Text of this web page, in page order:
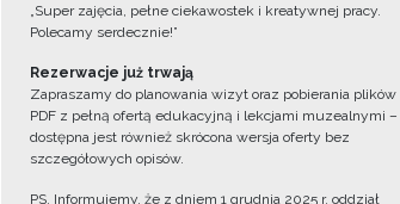
„Super zajęcia, pełne ciekawostek i kreatywnej pracy.
Polecamy serdecznie!”
Rezerwacje już trwają
Zapraszamy do planowania wizyt oraz pobierania plików
PDF z pełną ofertą edukacyjną i lekcjami muzealnymi –
dostępna jest również skrócona wersja oferty bez
szczegółowych opisów.
PS. Informujemy, że z dniem 1 grudnia 2025 r. oddział